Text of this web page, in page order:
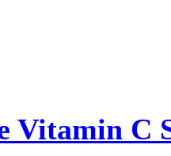
Vitamin C